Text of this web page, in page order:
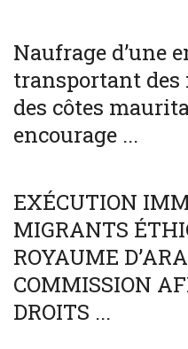
Naufrage d’une
transportant
des côtes
encourage ...
SOCIÉTÉ
EXÉCUTION
MIGRANTS
ROYAUME
COMMISSION
DROITS ...